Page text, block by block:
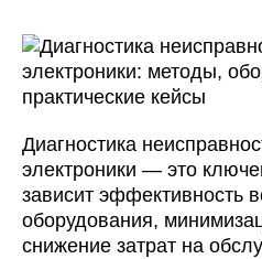
Диагностика
электроники — это
зависит эффективность
оборудования,
снижение затрат на